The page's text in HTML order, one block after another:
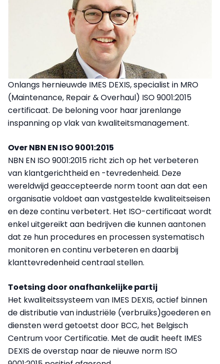
Onlangs hernieuwde IMES DEXIS, specialist in MRO
(Maintenance, Repair & Overhaul) ISO 9001:2015
certificaat. De beloning voor haar jarenlange
inspanning op vlak van kwaliteitsmanagement.
Over NBN EN ISO 9001:2015
NBN EN ISO 9001:2015 richt zich op het verbeteren
van klantgerichtheid en -tevredenheid. Deze
wereldwijd geaccepteerde norm toont aan dat een
organisatie voldoet aan vastgestelde kwaliteitseisen
en deze continu verbetert. Het ISO-certificaat wordt
enkel uitgereikt aan bedrijven die kunnen aantonen
dat ze hun procedures en processen systematisch
monitoren en continu verbeteren en daarbij
klanttevredenheid centraal stellen.
Toetsing door onafhankelijke partij
Het kwaliteitssysteem van IMES DEXIS, actief binnen
de distributie van industriële (verbruiks)goederen en
diensten werd getoetst door BCC, het Belgisch
Centrum voor Certificatie. Met de audit heeft IMES
DEXIS de overstap naar de nieuwe norm ISO